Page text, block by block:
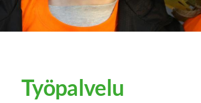
Työpalvelu